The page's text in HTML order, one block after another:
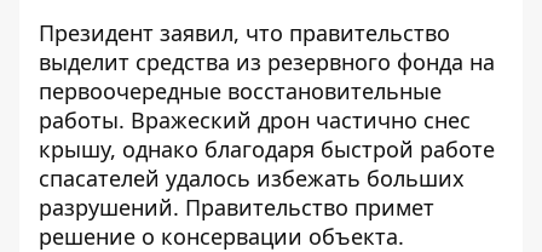
Президент заявил, что правительство
выделит средства из резервного фонда на
первоочередные восстановительные
работы. Вражеский дрон частично снес
крышу, однако благодаря быстрой работе
спасателей удалось избежать больших
разрушений. Правительство примет
решение о консервации объекта.